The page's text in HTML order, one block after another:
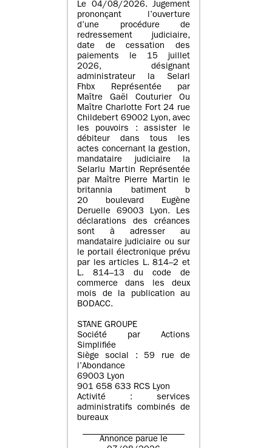
Le 04/08/2026. Jugement
prononçant l’ouverture
d’une procédure de
redressement judiciaire,
date de cessation des
paiements le 15 juillet
2026, désignant
administrateur la Selarl
Fhbx Représentée par
Maître Gaël Couturier Ou
Maître Charlotte Fort 24 rue
Childebert 69002 Lyon, avec
les pouvoirs : assister le
débiteur dans tous les
actes concernant la gestion,
mandataire judiciaire la
Selarlu Martin Représentée
par Maître Pierre Martin le
britannia batiment b
20 boulevard Eugène
Deruelle 69003 Lyon. Les
déclarations des créances
sont à adresser au
mandataire judiciaire ou sur
le portail électronique prévu
par les articles L. 814–2 et
L. 814–13 du code de
commerce dans les deux
mois de la publication au
BODACC.
STANE GROUPE
Société par Actions
Simplifiée
Siège social : 59 rue de
l’Abondance
69003 Lyon
901 658 633 RCS Lyon
Activité : services
administratifs combinés de
bureaux
Annonce parue le